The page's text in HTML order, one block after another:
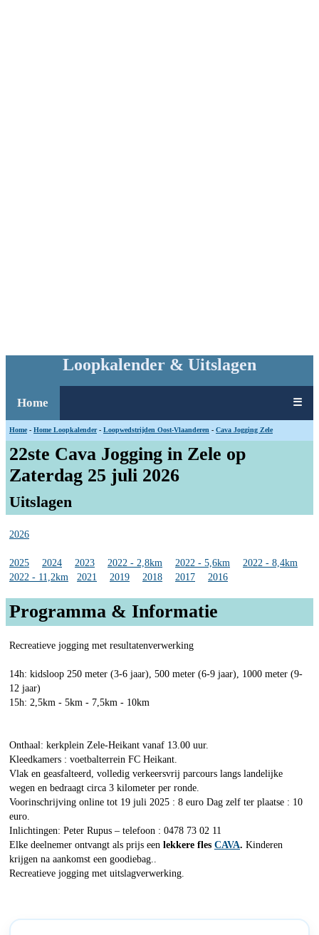
Loopkalender & Uitslagen
Home ☰
Home - Home Loopkalender- Loopwedstrijden Oost-Vlaanderen - Cava Jogging Zele
22ste Cava Jogging in Zele op
Zaterdag 25 juli 2026
Uitslagen
2026
2025 2024 2023 2022 - 2,8km 2022 - 5,6km
2022 - 8,4km
2022 - 11,2km
2021 2019 2018 2017 2016
Programma & Informatie
Recreatieve jogging met resultatenverwerking
14h: kidsloop 250 meter (3-6 jaar), 500 meter (6-9 jaar), 1000 meter (9-
12 jaar)
15h: 2,5km - 5km - 7,5km - 10km
Onthaal: kerkplein Zele-Heikant vanaf 13.00 uur.
Kleedkamers : voetbalterrein FC Heikant.
Vlak en geasfalteerd, volledig verkeersvrij parcours langs landelijke
wegen en bedraagt circa 3 kilometer per ronde.
Voorinschrijving online tot 19 juli 2025 : 8 euro Dag zelf ter plaatse : 10
euro.
Inlichtingen: Peter Rupus – telefoon : 0478 73 02 11
Elke deelnemer ontvangt als prijs een lekkere fles CAVA. Kinderen
krijgen na aankomst een goodiebag..
Recreatieve jogging met uitslagverwerking.